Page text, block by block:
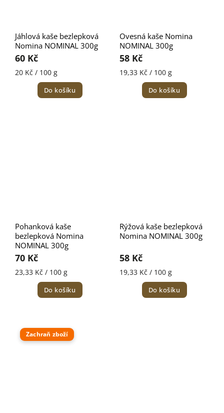
Jáhlová kaše bezlepková
Nomina NOMINAL 300g
60 Kč
20 Kč / 100 g
Do košíku
Ovesná kaše Nomina
NOMINAL 300g
58 Kč
19,33 Kč / 100 g
Do košíku
Pohanková kaše
bezlepková Nomina
NOMINAL 300g
70 Kč
23,33 Kč / 100 g
Do košíku
Rýžová kaše bezlepková
Nomina NOMINAL 300g
58 Kč
19,33 Kč / 100 g
Do košíku
Zachraň zboží